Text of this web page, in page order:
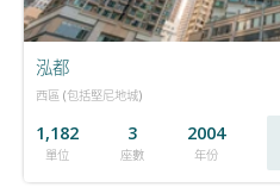
泓都
西區 (包括堅尼地城)
1,182
單位
3
座數
2004
年份